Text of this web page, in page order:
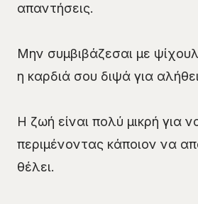
απαντήσεις.
Μην συμβιβάζεσαι με
η καρδιά σου διψά για
Η ζωή είναι πολύ μικρή για
περιμένοντας κάποιον να
θέλει.